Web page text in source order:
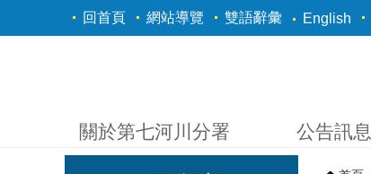
跳到主要內容區塊
回首頁 網站導覽 雙語辭彙 English
關於第七河川分署 公告訊息